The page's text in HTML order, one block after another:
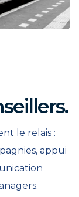
le relais :
appui